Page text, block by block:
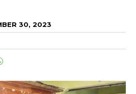
30, 2023